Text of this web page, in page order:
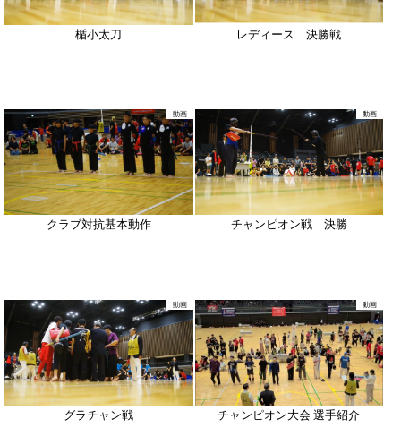
楯小太刀 レディース 決勝戦
動画
クラブ対抗基本動作
動画
チャンピオン戦 決勝
動画
グラチャン戦
動画
チャンピオン大会 選手紹介